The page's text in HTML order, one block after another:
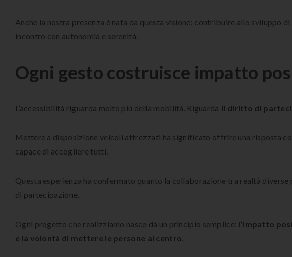
Anche la nostra presenza è nata da questa visione: contribuire allo sviluppo
incontro con autonomia e serenità.
Ogni gesto costruisce impatto
L’accessibilità riguarda molto più della mobilità. Riguarda il diritto di
Mettere a disposizione veicoli attrezzati ha significato offrire una risposta
capace di accogliere tutti.
Questa esperienza ha confermato quanto la collaborazione tra realtà
di partecipazione.
Ogni progetto che realizziamo nasce da un principio semplice: l’impatto
e la volontà di mettere le persone al centro.